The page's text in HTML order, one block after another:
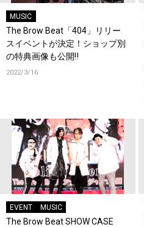
MUSIC
The Brow Beat「404」リリー
スイベントが決定！ショップ別
の特典画像も公開‼
2022/3/16
EVENT MUSIC
The Brow Beat SHOW CASE